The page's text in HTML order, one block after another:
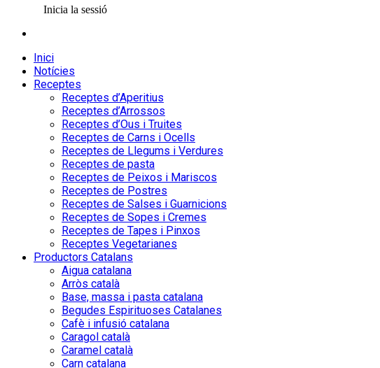
Inicia la sessió
Inici
Notícies
Receptes
Receptes d’Aperitius
Receptes d’Arrossos
Receptes d’Ous i Truites
Receptes de Carns i Ocells
Receptes de Llegums i Verdures
Receptes de pasta
Receptes de Peixos i Mariscos
Receptes de Postres
Receptes de Salses i Guarnicions
Receptes de Sopes i Cremes
Receptes de Tapes i Pinxos
Receptes Vegetarianes
Productors Catalans
Aigua catalana
Arròs català
Base, massa i pasta catalana
Begudes Espirituoses Catalanes
Cafè i infusió catalana
Caragol català
Caramel català
Carn catalana